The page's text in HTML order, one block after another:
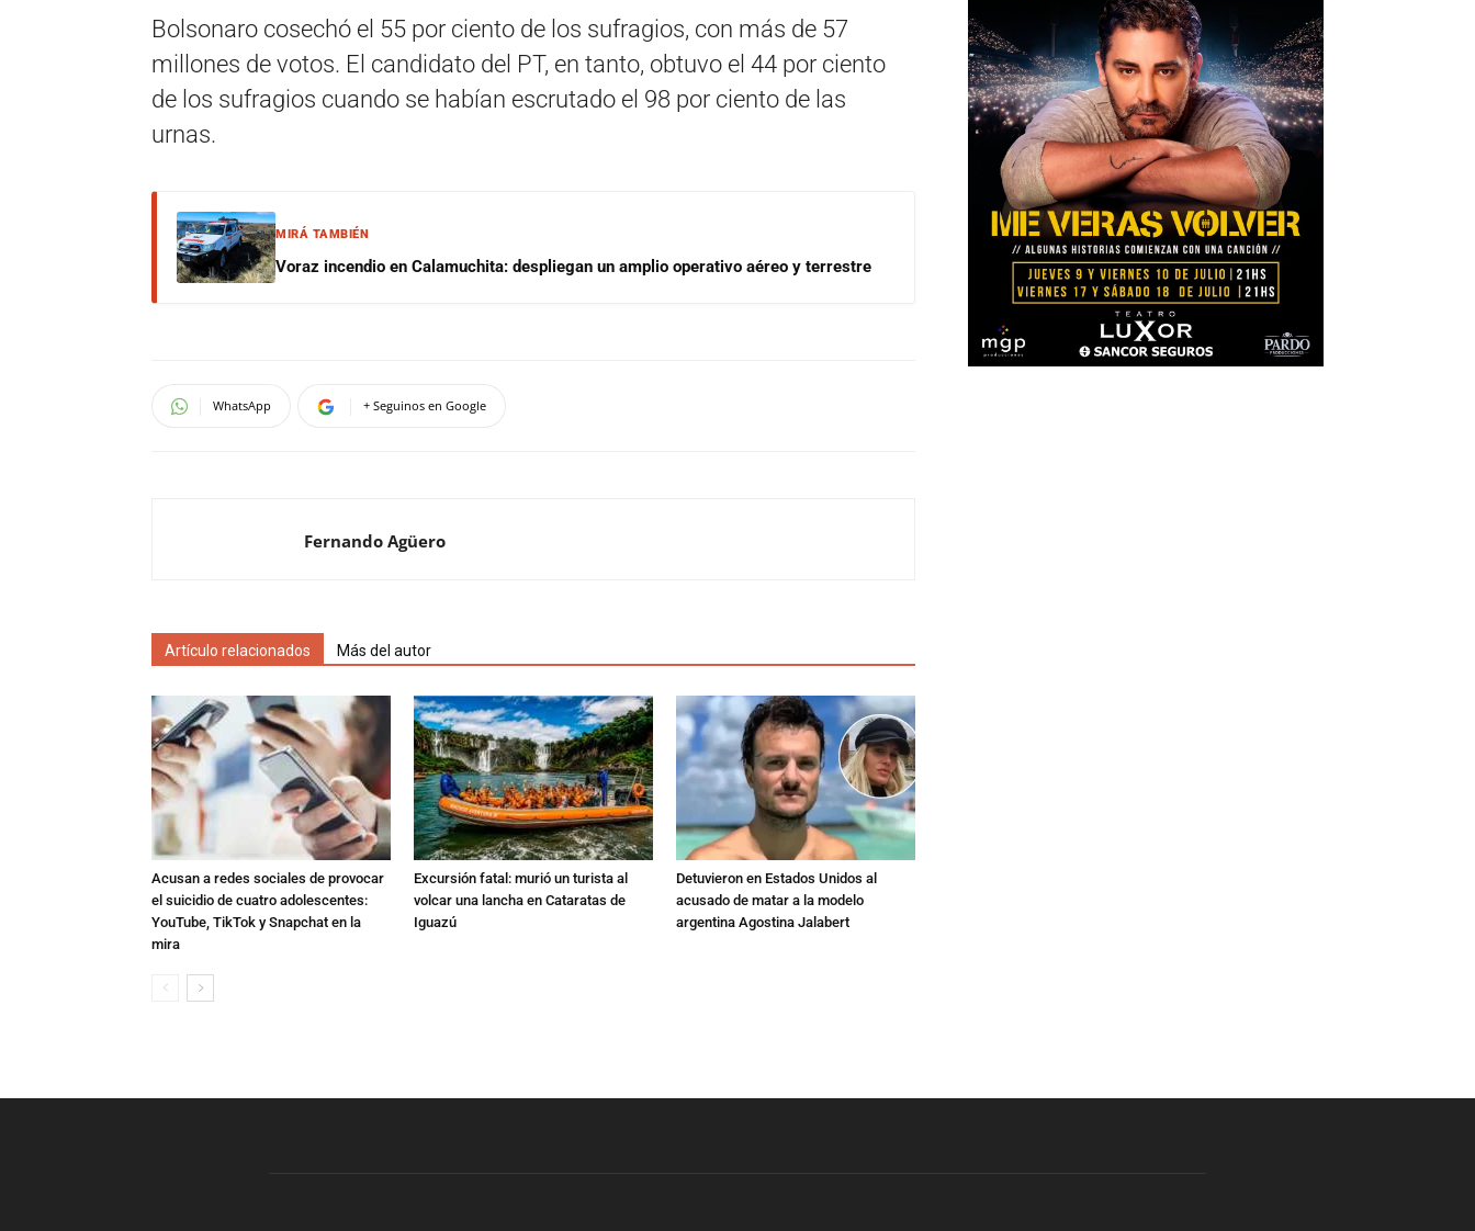
Bolsonaro cosechó el 55 por ciento de los sufragios, con más de 57
millones de votos. El candidato del PT, en tanto, obtuvo el 44 por ciento
de los sufragios cuando se habían escrutado el 98 por ciento de las
urnas.
MIRÁ TAMBIÉN
Voraz incendio en Calamuchita: despliegan un amplio operativo aéreo y terrestre
WhatsApp + Seguinos en Google
Fernando Agüero
Artículo relacionados Más del autor
Acusan a redes sociales de provocar
el suicidio de cuatro adolescentes:
YouTube, TikTok y Snapchat en la
mira
Excursión fatal: murió un turista al
volcar una lancha en Cataratas de
Iguazú
Detuvieron en Estados Unidos al
acusado de matar a la modelo
argentina Agostina Jalabert